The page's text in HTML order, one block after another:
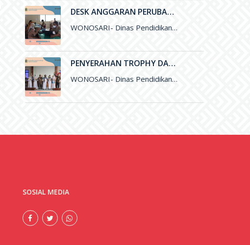
DESK ANGGARAN PERUBAHAN DANA BANTUAN OPERASIONAL SEKOLAH (BOS) 2021
WONOSARI- Dinas Pendidikan, Pemuda, dan Olahraga (Disdikpora) Kabupaten Gunungkidul menyelenggarakan kegiatan Desk Anggaran Perubahan Dana Bantuan Operasional Sekolah&nbsp; (BOS
PENYERAHAN TROPHY DAN SERTIFIKAT PEMENANG LOMBA OLIMPIADE SAINS NASIONAL (OSN) DAN FESTIVAL LOMBA SENI NASIONAL (FLSSN) JENJANG SMP TINGKAT KABUPATEN
WONOSARI- Dinas Pendidikan, Pemuda, dan Olaharaga (Disdikpora) Kabupaten Gunungkidul melalui Bidang Sekolah Menegah Pertama (SMP) melaksanakan kegiatan penyerahan Trophy dan
SOSIAL MEDIA